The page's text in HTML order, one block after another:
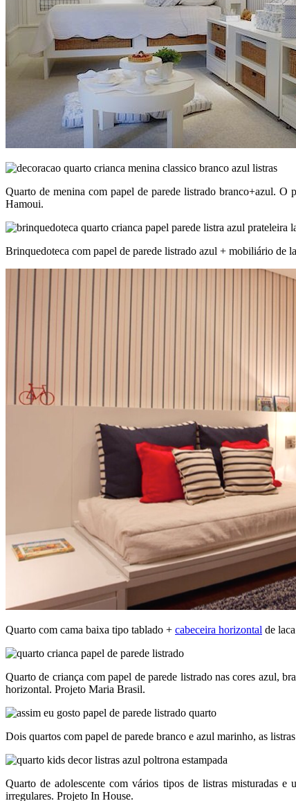
Quarto de menina com papel de parede listrado branco+azul.
Hamoui.
Brinquedoteca com papel de parede listrado azul + mobiliário de
Quarto com cama baixa tipo tablado + cabeceira horizontal de
Quarto de criança com papel de parede listrado nas cores azul,
horizontal. Projeto Maria Brasil.
Dois quartos com papel de parede branco e azul marinho, as
Quarto de adolescente com vários tipos de listras misturadas
irregulares. Projeto In House.